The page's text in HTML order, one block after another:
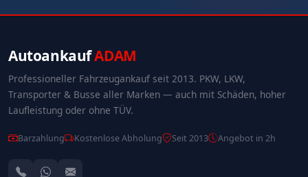
AutoankaufADAM
Professioneller Fahrzeugankauf seit 2013. PKW, LKW,
Transporter & Busse aller Marken — auch mit Schäden, hoher
Laufleistung oder ohne TÜV.
Barzahlung Kostenlose Abholung Seit 2013 Angebot in 2h